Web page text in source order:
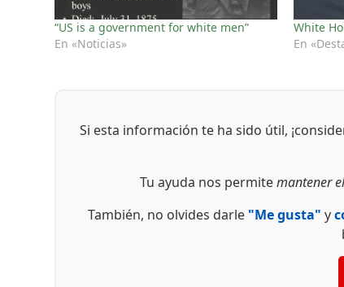
“US is a government for white men”
En «Noticias»
White
En
Si esta información te ha sido útil,
Tu ayuda nos permitemantener
También, no olvides darle "Me gusta" y